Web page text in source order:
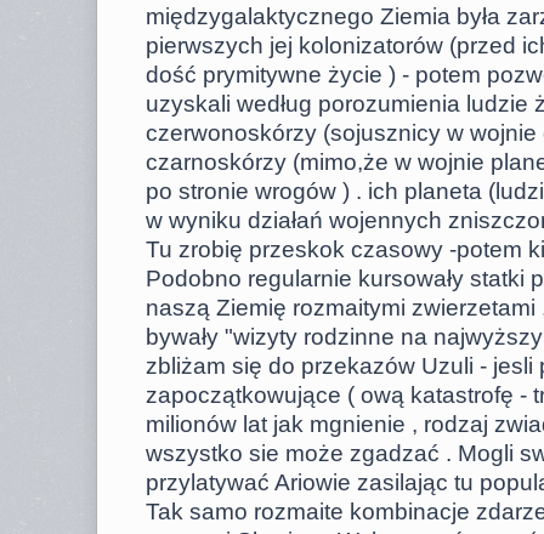
międzygalaktycznego Ziemia była
pierwszych jej kolonizatorów (przed
dość prymitywne życie ) - potem
uzyskali według porozumienia ludzie
czerwonoskórzy (sojusznicy w
czarnoskórzy (mimo,że w wojnie
po stronie wrogów ) . ich planeta
w wyniku działań wojennych
Tu zrobię przeskok czasowy -potem
Podobno regularnie kursowały statki
naszą Ziemię rozmaitymi zwierzetami
bywały "wizyty rodzinne na
zbliżam się do przekazów Uzuli - jesli
zapoczątkowujące ( ową katastrofę -
milionów lat jak mgnienie , rodzaj
wszystko sie może zgadzać . Mogli
przylatywać Ariowie zasilając tu
Tak samo rozmaite kombinacje